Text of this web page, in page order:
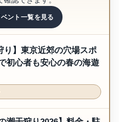
まとめています。今週開催分
ント一覧を見る
り】東京近郊の穴場スポ
初心者も安心の春の海遊